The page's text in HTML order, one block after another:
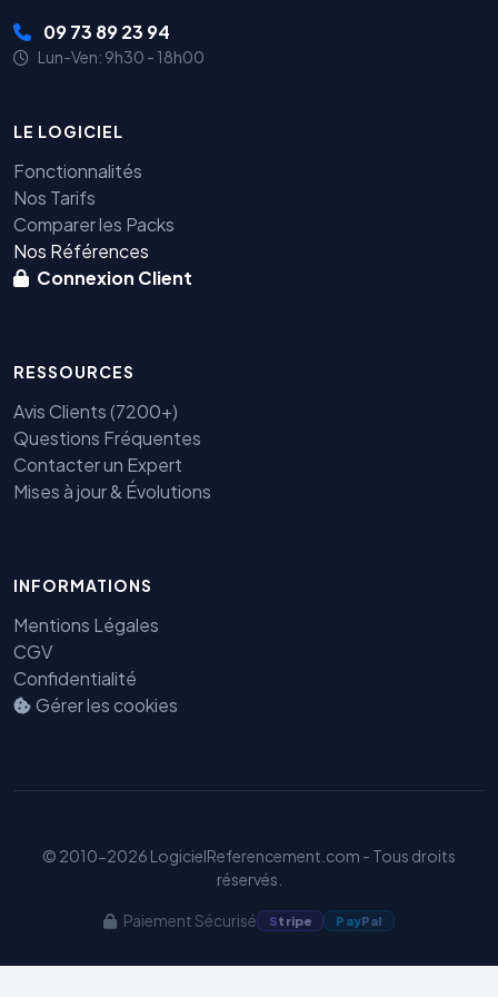
09 73 89 23 94
Lun-Ven: 9h30 - 18h00
LE LOGICIEL
Fonctionnalités
Nos Tarifs
Comparer les Packs
Nos Références
Connexion Client
RESSOURCES
Avis Clients (7200+)
Questions Fréquentes
Contacter un Expert
Mises à jour & Évolutions
INFORMATIONS
Mentions Légales
CGV
Confidentialité
Gérer les cookies
© 2010-2026 LogicielReferencement.com - Tous droits
réservés.
Paiement Sécurisé Stripe PayPal